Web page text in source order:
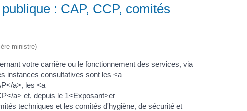
: CAP, CCP, comités
ministre)
votre carrière ou le fonctionnement des services, via
instances consultatives sont les <a
a>, les <a
a> et, depuis le 1<Exposant>er
techniques et les comités d'hygiène, de sécurité et